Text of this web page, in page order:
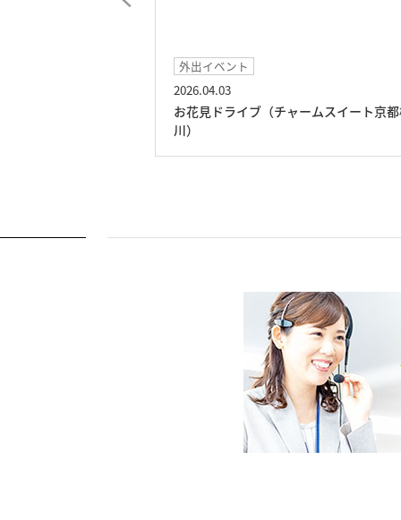
イベント
2026.02.18
おでんレクリエーション（チャームス
ト京都桂川）